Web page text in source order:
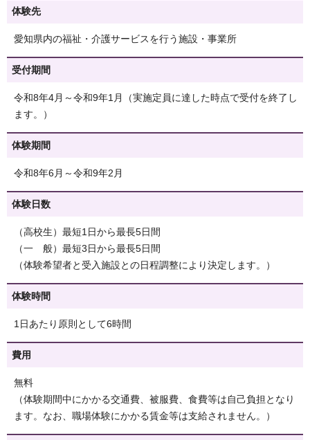
体験先
愛知県内の福祉・介護サービスを行う施設・事業所
受付期間
令和8年4月～令和9年1月（実施定員に達した時点で受付を終了し
ます。）
体験期間
令和8年6月～令和9年2月
体験日数
（高校生）最短1日から最長5日間
（一 般）最短3日から最長5日間
（体験希望者と受入施設との日程調整により決定します。）
体験時間
1日あたり原則として6時間
費用
無料
（体験期間中にかかる交通費、被服費、食費等は自己負担となり
ます。なお、職場体験にかかる賃金等は支給されません。）